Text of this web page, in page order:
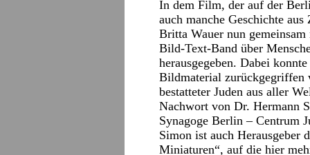
In dem Film, der auf der
auch manche Geschichte
Britta Wauer nun
Bild-Text-Band über
herausgegeben. Dabei
Bildmaterial zurückgegriffen
bestatteter Juden aus aller
Nachwort von Dr. Hermann
Synagoge Berlin – Centrum
Simon ist auch Herausgeber
Miniaturen“, auf die hier